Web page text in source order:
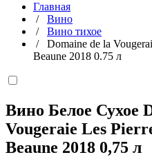
Главная
/ Вино
/ Вино тихое
/ Domaine de la
Beaune 2018 0.75 л
Вино Белое Сухое
Vougeraie Les
Beaune 2018 0,75 л